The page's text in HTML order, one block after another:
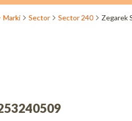
Marki Sector Sector 240 Zegarek